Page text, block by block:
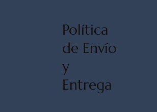
Política
de Envío
y
Entrega